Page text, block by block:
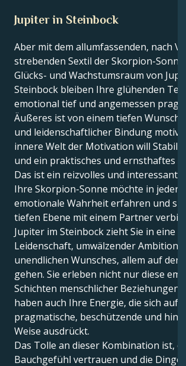
Jupiter in Steinbock
Aber mit dem allumfassenden, nach
strebenden Sextil der Skorpion-Sonne
Glücks- und Wachstumsraum von
Steinbock bleiben Ihre glühenden
emotional tief und angemessen
Äußeres ist von einem tiefen Wunsch
und leidenschaftlicher Bindung
innere Welt der Motivation will
und ein praktisches und ernsthaftes
Das ist ein reizvolles und interessantes
Ihre Skorpion-Sonne möchte in jeder
emotionale Wahrheit erfahren und
tiefen Ebene mit einem Partner
Jupiter im Steinbock zieht Sie in eine
Leidenschaft, umwälzender
unendlichen Wunsches, allem auf den
gehen. Sie erleben nicht nur diese
Schichten menschlicher Beziehungen,
haben auch Ihre Energie, die sich auf
pragmatische, beschützende und
Weise ausdrückt.
Das Tolle an dieser Kombination ist,
Bauchgefühl vertrauen und die Dinge